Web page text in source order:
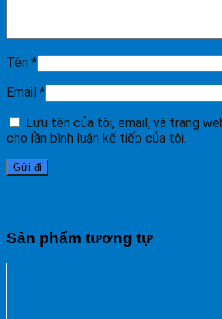
Tên *
Email *
Lưu tên của tôi, email, và trang
cho lần bình luận kế tiếp của tôi.
Sản phẩm tương tự